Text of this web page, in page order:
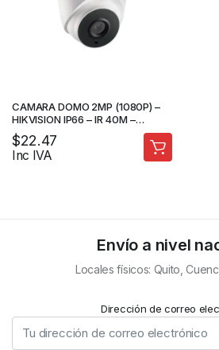
CAMARA DOMO 2MP (1080P) –
HIKVISION IP66 – IR 40M –
CAMARA DE SEGURIDAD
$22.47
Inc IVA
Envío a nivel
Locales físicos: Quito,
Dirección de correo